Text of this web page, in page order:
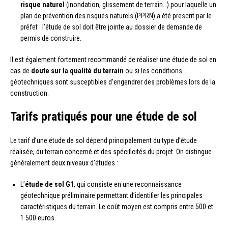
risque naturel (inondation, glissement de terrain…) pour laquelle un
plan de prévention des risques naturels (PPRN) a été prescrit par le
préfet : l’étude de sol doit être jointe au dossier de demande de
permis de construire.
Il est également fortement recommandé de réaliser une étude de sol en
cas de doute sur la qualité du terrain ou si les conditions
géotechniques sont susceptibles d’engendrer des problèmes lors de la
construction.
Tarifs pratiqués pour une étude de sol
Le tarif d’une étude de sol dépend principalement du type d’étude
réalisée, du terrain concerné et des spécificités du projet. On distingue
généralement deux niveaux d’études :
L’étude de sol G1, qui consiste en une reconnaissance
géotechnique préliminaire permettant d’identifier les principales
caractéristiques du terrain. Le coût moyen est compris entre 500 et
1 500 euros.